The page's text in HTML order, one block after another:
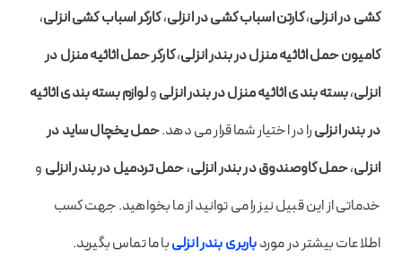
کشی در انزلی،کارتن اسباب کشی در انزلی،کارگر اسباب کشی انزلی،
کامیون حمل اثاثیه منزل در بندر انزلی،کارگر حمل اثاثیه منزل در
انزلی،بسته بندی اثاثیه منزل در بندر انزلیولوازم بسته بندی اثاثیه
در بندر انزلیرا در اختیار شما قرار می دهد.حمل یخچال ساید در
انزلی،حمل گاوصندوق در بندر انزلی،حمل تردمیل در بندر انزلی و
خدماتی از این قبیل نیز را می توانید از ما بخواهید. جهت کسب
اطلاعات بیشتر در موردباربری بندر انزلیبا ما تماس بگیرید.